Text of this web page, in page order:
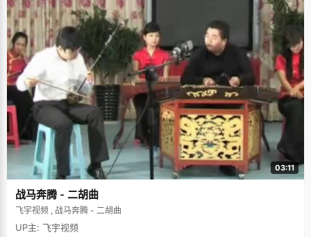
03:11
战马奔腾 - 二胡曲
飞宇视频 , 战马奔腾 - 二胡曲
UP主: 飞宇视频